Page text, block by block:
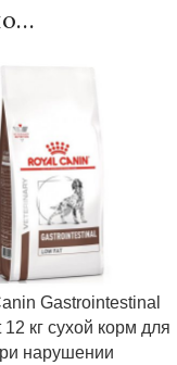
Gastrointestinal
12 кг сухой корм для
нарушении